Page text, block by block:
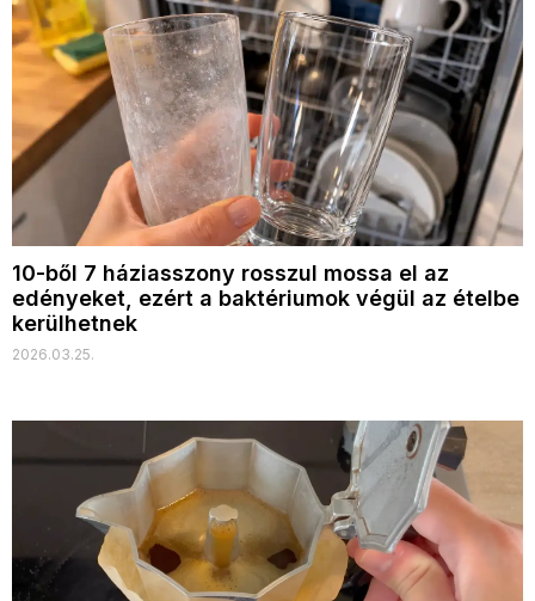
10-ből 7 háziasszony rosszul mossa el az
edényeket, ezért a baktériumok végül az ételbe
kerülhetnek
2026.03.25.